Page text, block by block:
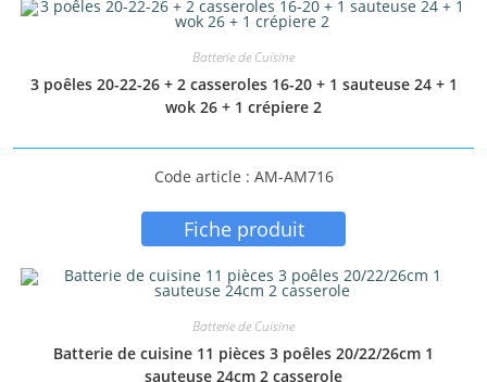
Batterie de Cuisine
3 poêles 20-22-26 + 2 casseroles 16-20 + 1 sauteuse 24 + 1
wok 26 + 1 crépiere 2
Code article : AM-AM716
Fiche produit
Batterie de Cuisine
Batterie de cuisine 11 pièces 3 poêles 20/22/26cm 1
sauteuse 24cm 2 casserole